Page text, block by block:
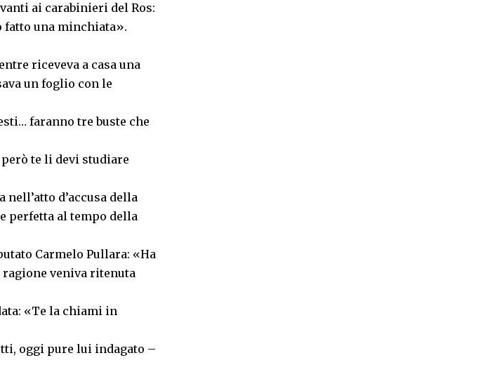
ai carabinieri del Ros:
una minchiata».
riceveva a casa una
un foglio con le
faranno tre buste che
te li devi studiare
d’accusa della
perfetta al tempo della
Carmelo Pullara: «Ha
ragione veniva ritenuta
«Te la chiami in
oggi pure lui indagato –